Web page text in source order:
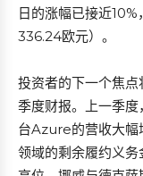
日的涨幅已接近
336.24欧元）。
投资者的下一个焦
季度财报。上一季
台Azure的营收大幅
领域的剩余履约义